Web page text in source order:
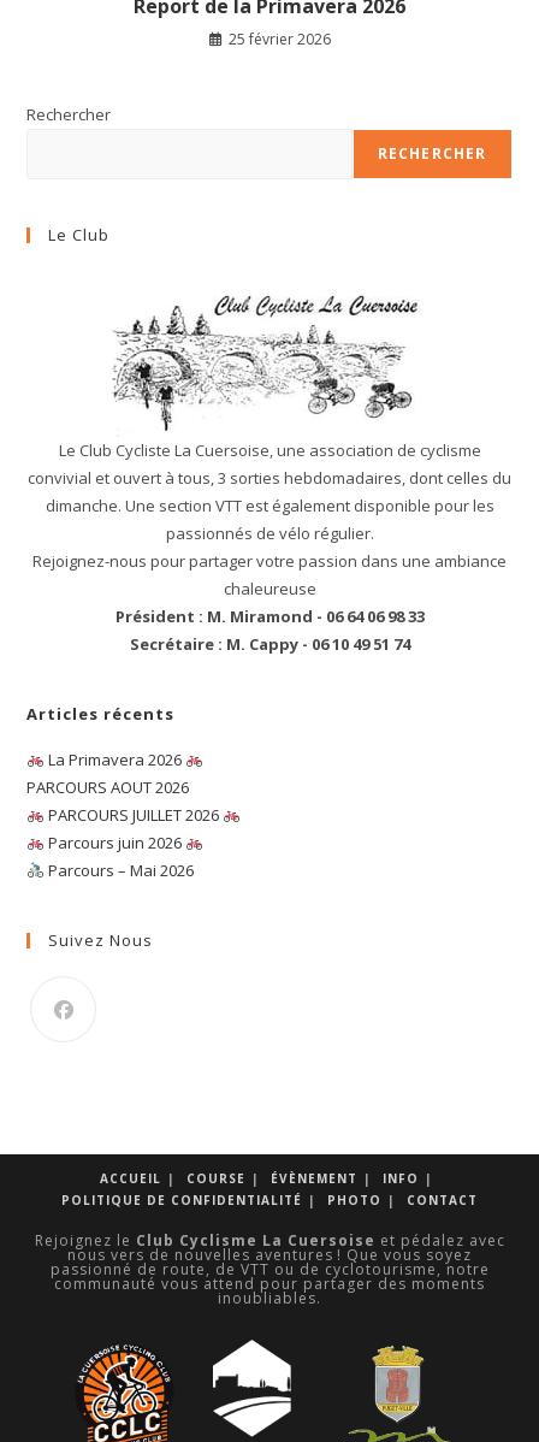
Report de la Primavera 2026
25 février 2026
Rechercher
RECHERCHER
Le Club
Le Club Cycliste La Cuersoise, une association de cyclisme
convivial et ouvert à tous, 3 sorties hebdomadaires, dont celles du
dimanche. Une section VTT est également disponible pour les
passionnés de vélo régulier.
Rejoignez-nous pour partager votre passion dans une ambiance
chaleureuse
Président : M. Miramond - 06 64 06 98 33
Secrétaire : M. Cappy - 06 10 49 51 74
Articles récents
La Primavera 2026
PARCOURS AOUT 2026
PARCOURS JUILLET 2026
Parcours juin 2026
Parcours – Mai 2026
Suivez Nous
ACCUEIL COURSE ÉVÈNEMENT
INFO
POLITIQUE DE CONFIDENTIALITÉ
PHOTO CONTACT
Rejoignez le Club Cyclisme La Cuersoise et pédalez avec
nous vers de nouvelles aventures ! Que vous soyez
passionné de route, de VTT ou de cyclotourisme, notre
communauté vous attend pour partager des moments
inoubliables.